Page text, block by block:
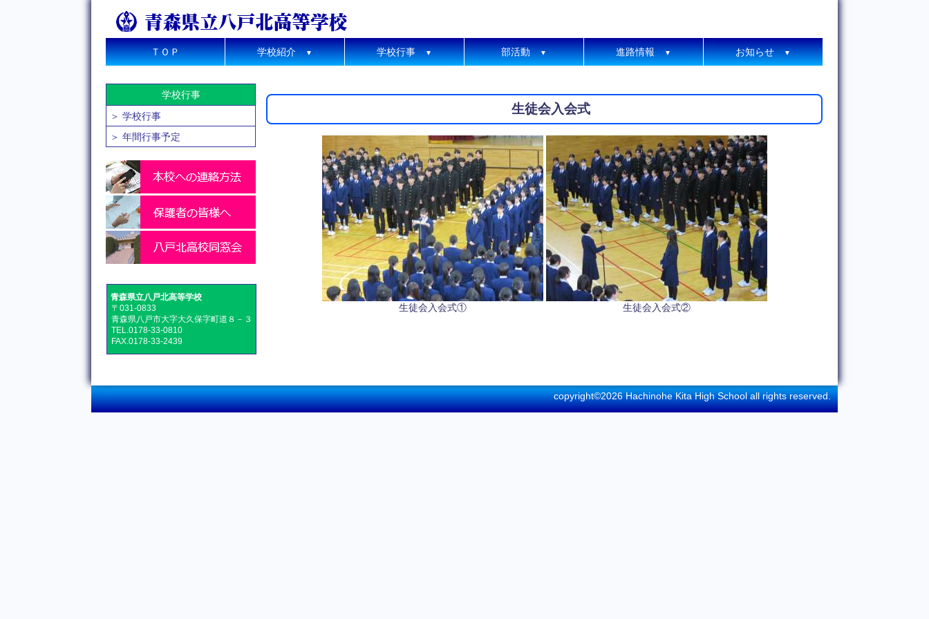
ＴＯＰ 学校紹介▼ 学校行事▼ 部活動▼ 進路情報▼ お知らせ▼
学校行事
＞ 学校行事
＞ 年間行事予定
青森県立八戸北高等学校
〒031-0833
青森県八戸市大字大久保字町道８－３
TEL.0178-33-0810
FAX.0178-33-2439
生徒会入会式
生徒会入会式① 生徒会入会式②
copyright©2026 Hachinohe Kita High School all rights reserved.